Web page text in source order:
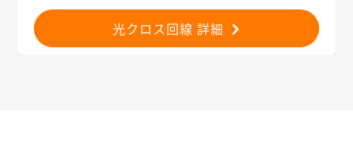
光クロス回線 詳細